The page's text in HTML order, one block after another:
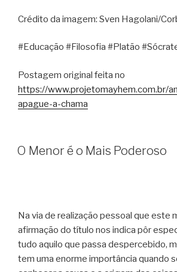
Crédito da imagem: Sven Hagolani/
#Educação #Filosofia #Platão
Postagem original feita no
https://www.projetomayhem.com.br/
apague-a-chama
O Menor é o Mais Poderoso
Na via de realização pessoal que este
afirmação do título nos indica pôr
tudo aquilo que passa despercebido,
tem uma enorme importância quando